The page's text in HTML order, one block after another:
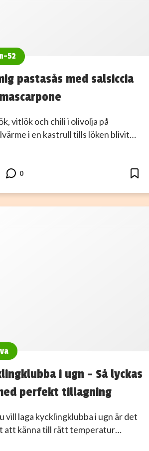
52
pastasås med salsiccia
vitlök och chili i olivolja på
i en kastrull tills löken blivit…
0
i ugn – Så lyckas
perfekt tillagning
vill laga kycklingklubba i ugn är det
att känna till rätt temperatur…